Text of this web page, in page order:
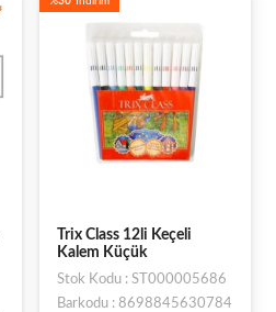
Trix Class 12li Keçeli
Kalem Küçük
Stok Kodu : ST000005686
Barkodu : 8698845630784